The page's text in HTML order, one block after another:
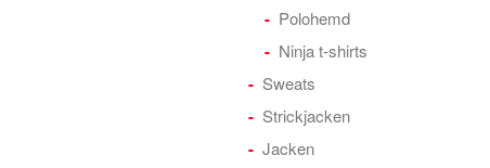
Polohemd
Ninja t-shirts
Sweats
Strickjacken
Jacken